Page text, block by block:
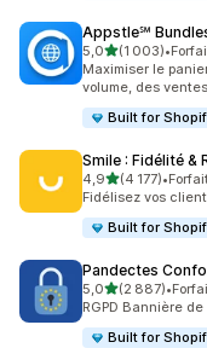
Appstle℠
5,0étoile(s) sur 5
(1 003)
1003 avis au total
•
Maximiser le
volume, des
Built for
Smile : Fidélité &
4,9étoile(s) sur 5
(4 177)
4177 avis au total
•
Fidélisez vos
Built for
Pandectes
5,0étoile(s) sur 5
(2 887)
2887 avis au total
•
RGPD Bannière
Built for